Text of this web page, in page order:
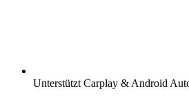
Unterstützt Carplay & Android